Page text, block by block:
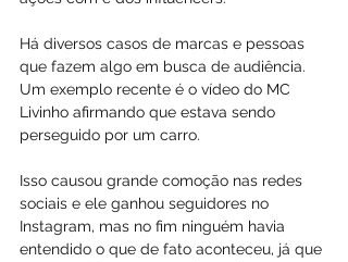
Há diversos casos de marcas e pessoas
que fazem algo em busca de audiência.
Um exemplo recente é o vídeo do MC
Livinho afirmando que estava sendo
perseguido por um carro.
Isso causou grande comoção nas redes
sociais e ele ganhou seguidores no
Instagram, mas no fim ninguém havia
entendido o que de fato aconteceu, já que